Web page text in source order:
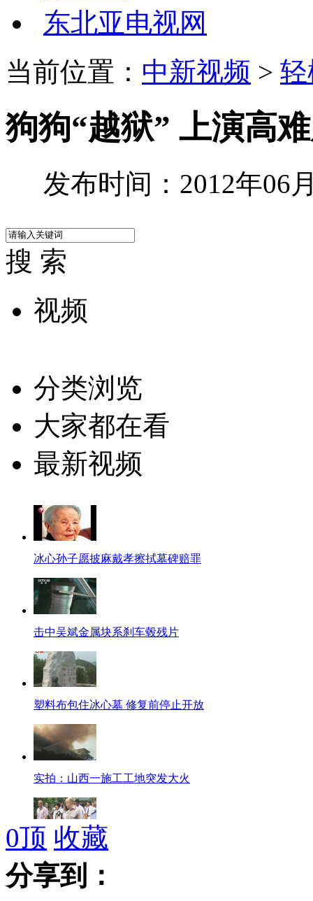
东北亚电视网
当前位置： 中新视频 >
狗狗“越狱” 上演高
发布时间：2012年06
搜 索
视频
分类浏览
大家都在看
最新视频
冰心孙子愿披麻戴孝擦拭墓碑赔罪
击中吴斌金属块系刹车毂残片
塑料布包住冰心墓 修复前停止开放
实拍：山西一施工工地突发大火
杭州市民长街送别平民英雄吴斌
0顶 收藏
分享到：